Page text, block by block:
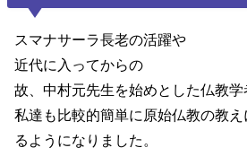
スマナサーラ長老の活躍や
近代に入ってからの
故、中村元先生を始めとした仏教
私達も比較的簡単に原始仏教の教
るようになりました。